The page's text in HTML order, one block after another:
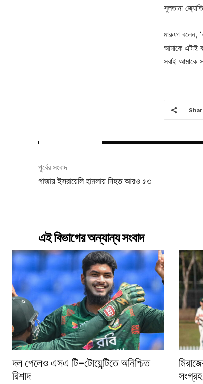
সুলতানা
মারুফা বলেন,
আমাকে এটাই
সবাই আমাকে
পূর্বের সংবাদ
গাজায় ইসরায়েলি হামলায় নিহত আরও ৫৩
এই বিভাগের অন্যান্য সংবাদ
দল পেলেও এসএ টি–টোয়েন্টিতে অনিশ্চিত
রিশাদ